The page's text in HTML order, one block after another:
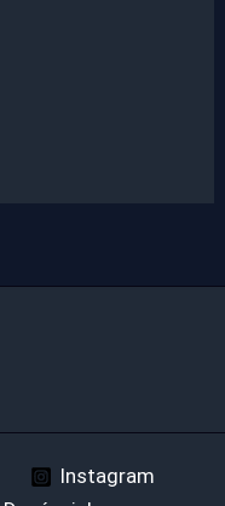
Instagram